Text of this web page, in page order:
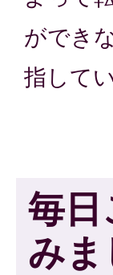
ができ
指して
毎日
みま